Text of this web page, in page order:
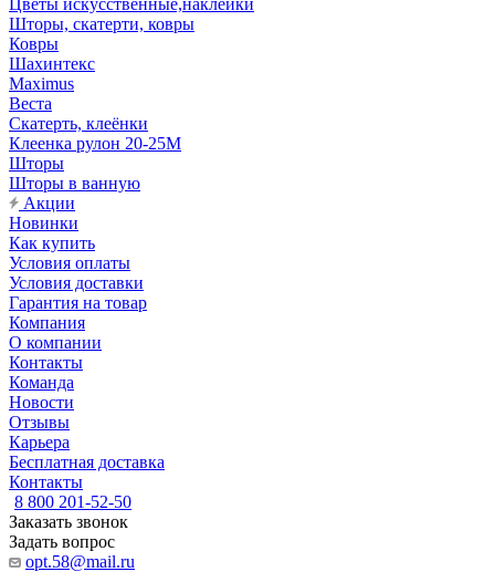
Цветы искусственные,наклейки
Шторы, скатерти, ковры
Ковры
Шахинтекс
Maximus
Веста
Скатерть, клеёнки
Клеенка рулон 20-25М
Шторы
Шторы в ванную
Акции
Новинки
Как купить
Условия оплаты
Условия доставки
Гарантия на товар
Компания
О компании
Контакты
Команда
Новости
Отзывы
Карьера
Бесплатная доставка
Контакты
8 800 201-52-50
Заказать звонок
Задать вопрос
opt.58@mail.ru